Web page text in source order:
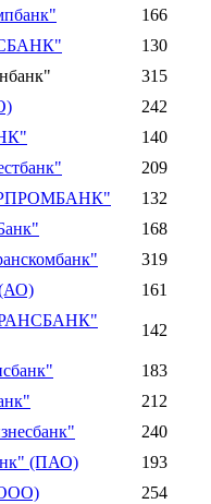
166
130
315
242
140
209
132
168
319
161
142
183
212
240
(ПАО)
193
254